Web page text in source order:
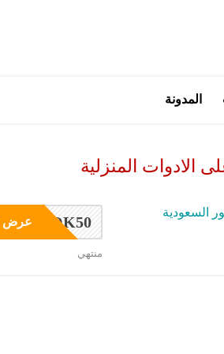
المدونة
الادوات المنزلية
السعودية
OK50 عرض
منتهي